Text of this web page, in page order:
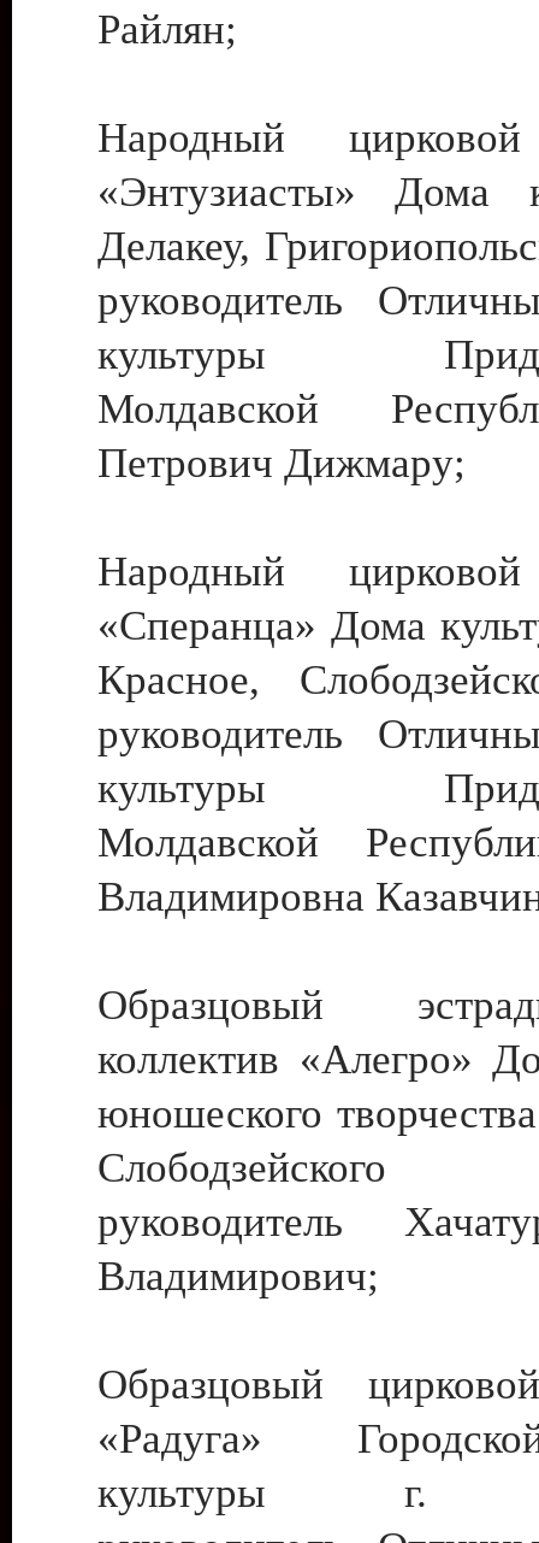
Райлян;
Народный цирковой
«Энтузиасты» Дома
Делакеу,
руководитель
культуры
Молдавской
Петрович Дижмару;
Народный цирковой
«Сперанца» Дома
Красное,
руководитель
культуры
Молдавской
Владимировна
Образцовый
коллектив «Алегро»
юношеского
руководитель
Владимирович;
Образцовый
«Радуга»
культуры г.